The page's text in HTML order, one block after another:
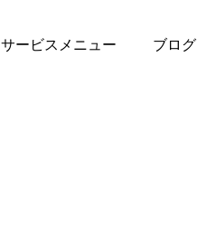
サービスメニュー ブログ